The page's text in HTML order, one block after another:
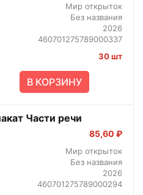
Мир открыток
Без названия
2026
460701275789000337
30 шт
В КОРЗИНУ
Части речи
85,60 ₽
Мир открыток
Без названия
2026
460701275789000294